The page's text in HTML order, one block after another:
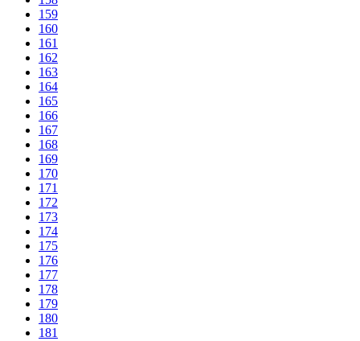
159
160
161
162
163
164
165
166
167
168
169
170
171
172
173
174
175
176
177
178
179
180
181